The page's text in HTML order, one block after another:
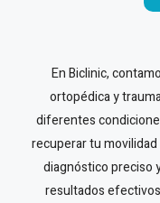
En Biclinic,
ortopédica y
diferentes
recuperar tu
diagnóstico preciso
resultados